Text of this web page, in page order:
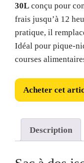
était :
46,99 €.
est :
30L conçu pour
frais jusqu’à 12
pratique, il
Idéal pour pique-
courses
Acheter cet
Description